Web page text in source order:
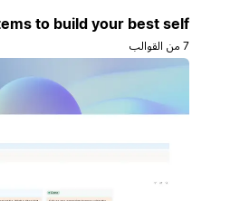
Systems to build your best self